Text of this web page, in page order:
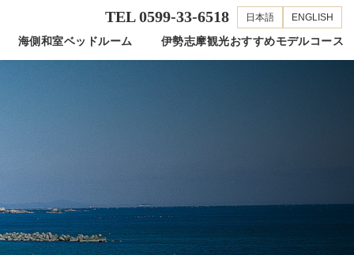
TEL 0599-33-6518 日本語 ENGLISH
海側和室ベッドルーム 伊勢志摩観光おすすめモデルコース